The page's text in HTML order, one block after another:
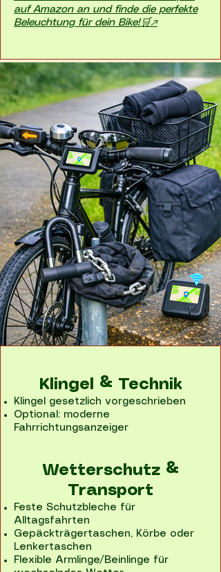
auf Amazon an und finde die perfekte
Beleuchtung für dein Bike!🛒↗
Klingel & Technik
Klingel gesetzlich vorgeschrieben
Optional: moderne
Fahrrichtungsanzeiger
Wetterschutz &
Transport
Feste Schutzbleche für
Alltagsfahrten
Gepäckträgertaschen, Körbe oder
Lenkertaschen
Flexible Armlinge/Beinlinge für